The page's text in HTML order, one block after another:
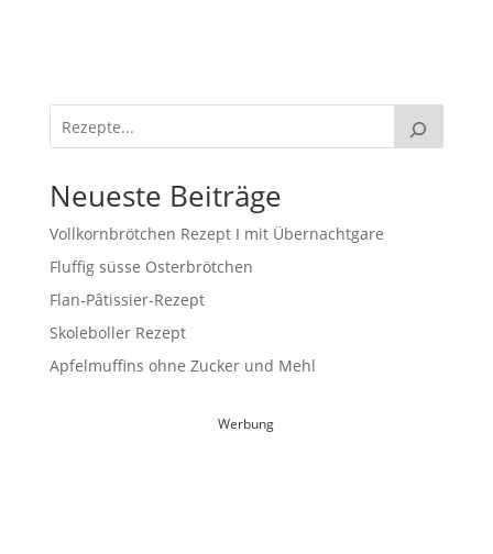
Neueste Beiträge
Vollkornbrötchen Rezept I mit Übernachtgare
Fluffig süsse Osterbrötchen
Flan-Pâtissier-Rezept
Skoleboller Rezept
Apfelmuffins ohne Zucker und Mehl
Werbung